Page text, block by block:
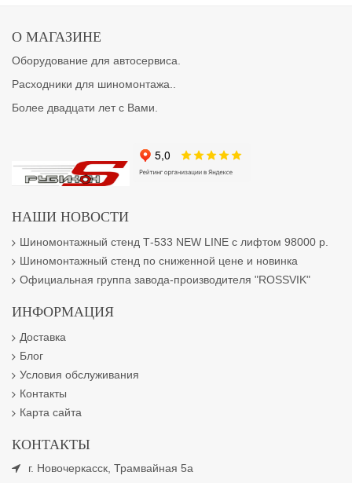
О МАГАЗИНЕ
Оборудование для автосервиса.
Расходники для шиномонтажа..
Более двадцати лет с Вами.
НАШИ НОВОСТИ
Шиномонтажный стенд Т-533 NEW LINE с лифтом 98000 р.
Шиномонтажный стенд по сниженной цене и новинка
Официальная группа завода-производителя "ROSSVIK"
ИНФОРМАЦИЯ
Доставка
Блог
Условия обслуживания
Контакты
Карта сайта
КОНТАКТЫ
г. Новочеркасск, Трамвайная 5а